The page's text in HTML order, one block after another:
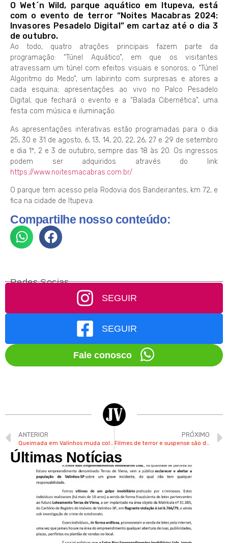
O Wet´n Wild, parque aquático em Itupeva, está
com o evento de terror “Noites Macabras 2024:
Invasores Pesadelo Digital” em cartaz até o dia 3
de outubro.
Ao todo, quatro atrações principais fazem parte da
programação: “Túnel Aquático”, em que os visitantes
atravessam um túnel com efeitos visuais e sonoros; o “Túnel
Algoritmo do Medo”, um labirinto com surpresas e atores a
cada esquina; apresentações ao vivo no Palco Pesadelo
Digital, que fechará o evento e a “Balada Cibernética”, uma
festa com música e iluminação.
As apresentações interativas estão programadas para o dia
25, 30 e 31 de agosto, 6, 13, 14, 20, 22, 26, 27 e 29 de setembro
e dia 1º, 2 e 3 de outubro, sempre das 18 às 20. Os ingressos
podem ser adquiridos através do link
https://www.noitesmacabras.com.br/
O parque tem acesso pela Rodovia dos Bandeirantes, km 72, e
fica na cidade de Itupeva.
Compartilhe nosso conteúdo:
Redes Socias
SEGUIR
SEGUIR
Fale conosco
ANTERIOR PRÓXIMO
Últimas Notícias